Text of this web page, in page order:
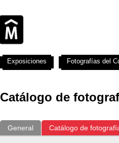
Catálogo de
General Catálogo de
Exposiciones Fotografías del